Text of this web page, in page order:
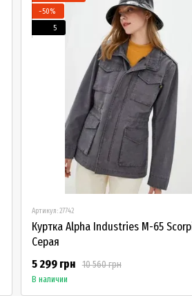
−50%
5
Артикул: 27742
Куртка Alpha Industries M-65
Серая
10 560 грн
5 299 грн
В наличии